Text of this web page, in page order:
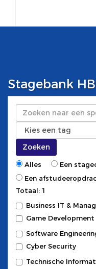
Stagebank
Zoeken
Zoeken
Alles
Een
Een
Totaal: 1
Business IT &
Game Development
Software
Cyber Security
Technische